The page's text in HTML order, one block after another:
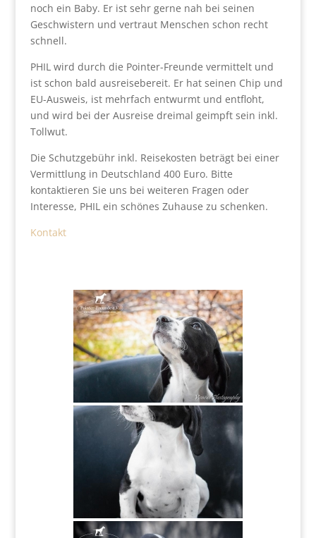
noch ein Baby. Er ist sehr gerne nah bei seinen
Geschwistern und vertraut Menschen schon recht
schnell.
PHIL wird durch die Pointer-Freunde vermittelt und
ist schon bald ausreisebereit. Er hat seinen Chip und
EU-Ausweis, ist mehrfach entwurmt und entfloht,
und wird bei der Ausreise dreimal geimpft sein inkl.
Tollwut.
Die Schutzgebühr inkl. Reisekosten beträgt bei einer
Vermittlung in Deutschland 400 Euro. Bitte
kontaktieren Sie uns bei weiteren Fragen oder
Interesse, PHIL ein schönes Zuhause zu schenken.
Kontakt